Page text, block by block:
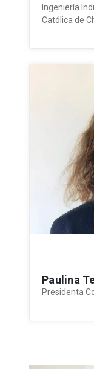
Ingeniería
Católica de
Paulina
Presidenta